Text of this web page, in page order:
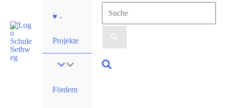
♥ -
Projekte
Fördern
Suchen
nach:
Suchen